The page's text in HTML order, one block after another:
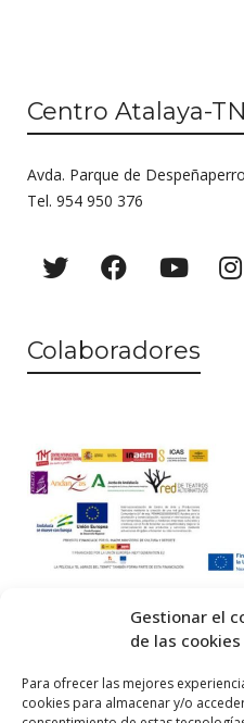
Gestionar el
de las cookies
Para ofrecer las mejores
cookies para almacenar y/o
Centro Atalaya-
Avda. Parque de
Tel. 954 950 376
Colaboradores
by